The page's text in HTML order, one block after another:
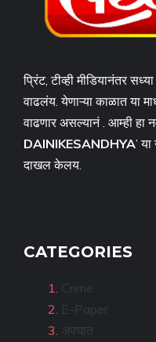
प्रिंट, टीव्ही मीडियानंतर
वाढलंय. येणाऱ्या काळात या
वाढणार असल्यानं . आम्ही हा
DAINIKESANDHYA’
दाखल केलय.
CATEGORIES
Crime
E-Paper
अपघात